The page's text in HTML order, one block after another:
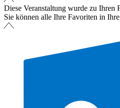
Diese Veranstaltung wurde zu Ihren
Sie können alle Ihre Favoriten in